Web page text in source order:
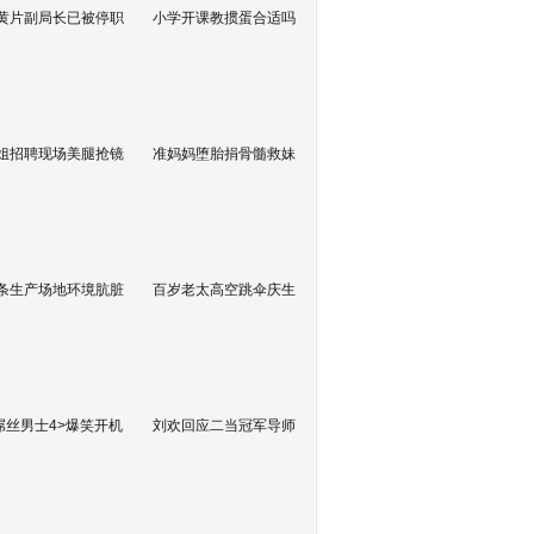
片副局长已被停职 小学开课教掼蛋合适吗
招聘现场美腿抢镜 准妈妈堕胎捐骨髓救妹
生产场地环境肮脏 百岁老太高空跳伞庆生
丝男士4>爆笑开机 刘欢回应二当冠军导师